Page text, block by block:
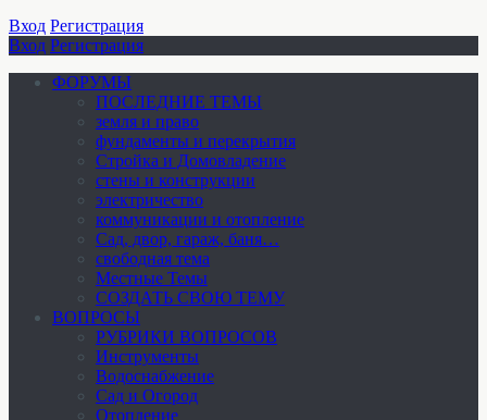
Вход Регистрация
Вход Регистрация
ФОРУМЫ
ПОСЛЕДНИЕ ТЕМЫ
земля и право
фундаменты и перекрытия
Стройка и Домовладение
стены и конструкции
электричество
коммуникации и отопление
Cад, двор, гараж, баня…
свободная тема
Местные Темы
СОЗДАТЬ СВОЮ ТЕМУ
ВОПРОСЫ
РУБРИКИ ВОПРОСОВ
Инструменты
Водоснабжение
Сад и Огород
Отопление